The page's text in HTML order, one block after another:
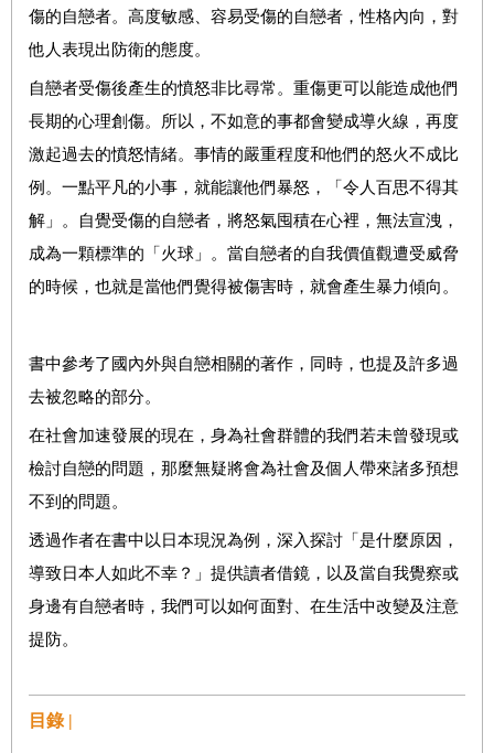
傷的自戀者。高度敏感、容易受傷的自戀者，性格內向，對
他人表現出防衛的態度。
自戀者受傷後產生的憤怒非比尋常。重傷更可以能造成他們
長期的心理創傷。所以，不如意的事都會變成導火線，再度
激起過去的憤怒情緒。事情的嚴重程度和他們的怒火不成比
例。一點平凡的小事，就能讓他們暴怒，「令人百思不得其
解」。自覺受傷的自戀者，將怒氣囤積在心裡，無法宣洩，
成為一顆標準的「火球」。當自戀者的自我價值觀遭受威脅
的時候，也就是當他們覺得被傷害時，就會產生暴力傾向。
書中參考了國內外與自戀相關的著作，同時，也提及許多過
去被忽略的部分。
在社會加速發展的現在，身為社會群體的我們若未曾發現或
檢討自戀的問題，那麼無疑將會為社會及個人帶來諸多預想
不到的問題。
透過作者在書中以日本現況為例，深入探討「是什麼原因，
導致日本人如此不幸？」提供讀者借鏡，以及當自我覺察或
身邊有自戀者時，我們可以如何面對、在生活中改變及注意
提防。
目錄 |